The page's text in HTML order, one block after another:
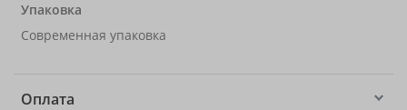
Упаковка
Современная упаковка
Оплата